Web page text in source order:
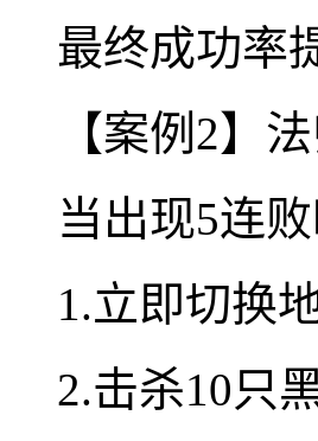
最终成功率
【案例2】
当出现5连败
1.立即切换
2.击杀10只